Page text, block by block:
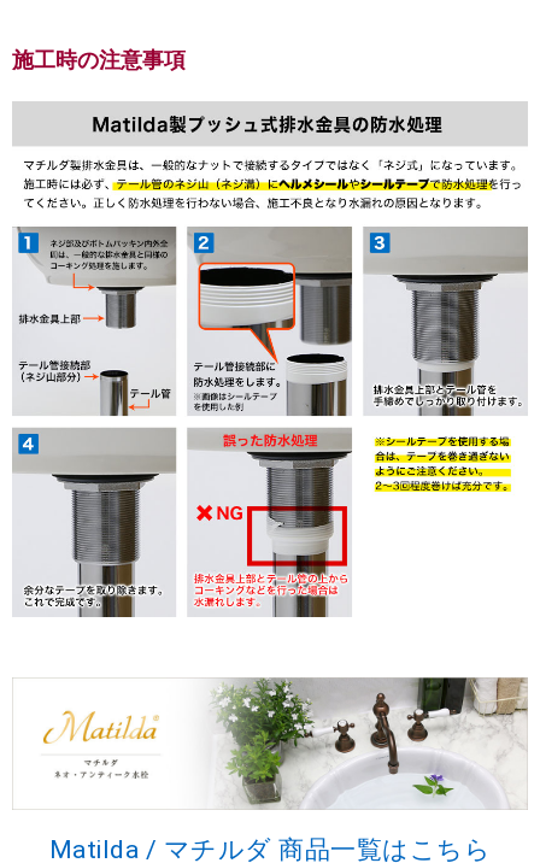
施工時の注意事項
Matilda / マチルダ 商品一覧はこちら